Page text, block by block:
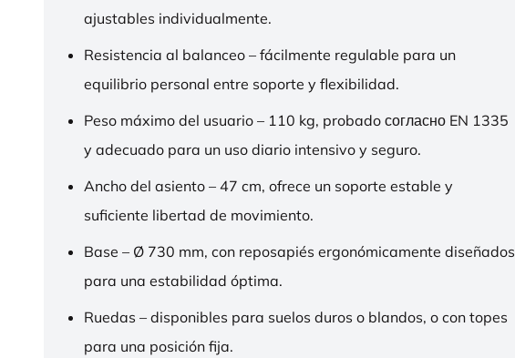
ajustables individualmente.
Resistencia al balanceo – fácilmente regulable para un
equilibrio personal entre soporte y flexibilidad.
Peso máximo del usuario – 110 kg, probado согласно EN 1335
y adecuado para un uso diario intensivo y seguro.
Ancho del asiento – 47 cm, ofrece un soporte estable y
suficiente libertad de movimiento.
Base – Ø 730 mm, con reposapiés ergonómicamente diseñados
para una estabilidad óptima.
Ruedas – disponibles para suelos duros o blandos, o con topes
para una posición fija.